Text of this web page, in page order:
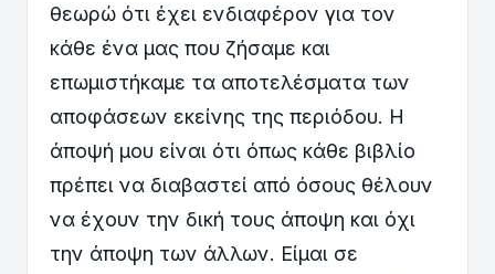
θεωρώ ότι έχει ενδιαφέρον για τον
κάθε ένα μας που ζήσαμε και
επωμιστήκαμε τα αποτελέσματα των
αποφάσεων εκείνης της περιόδου. Η
άποψή μου είναι ότι όπως κάθε βιβλίο
πρέπει να διαβαστεί από όσους θέλουν
να έχουν την δική τους άποψη και όχι
την άποψη των άλλων. Είμαι σε